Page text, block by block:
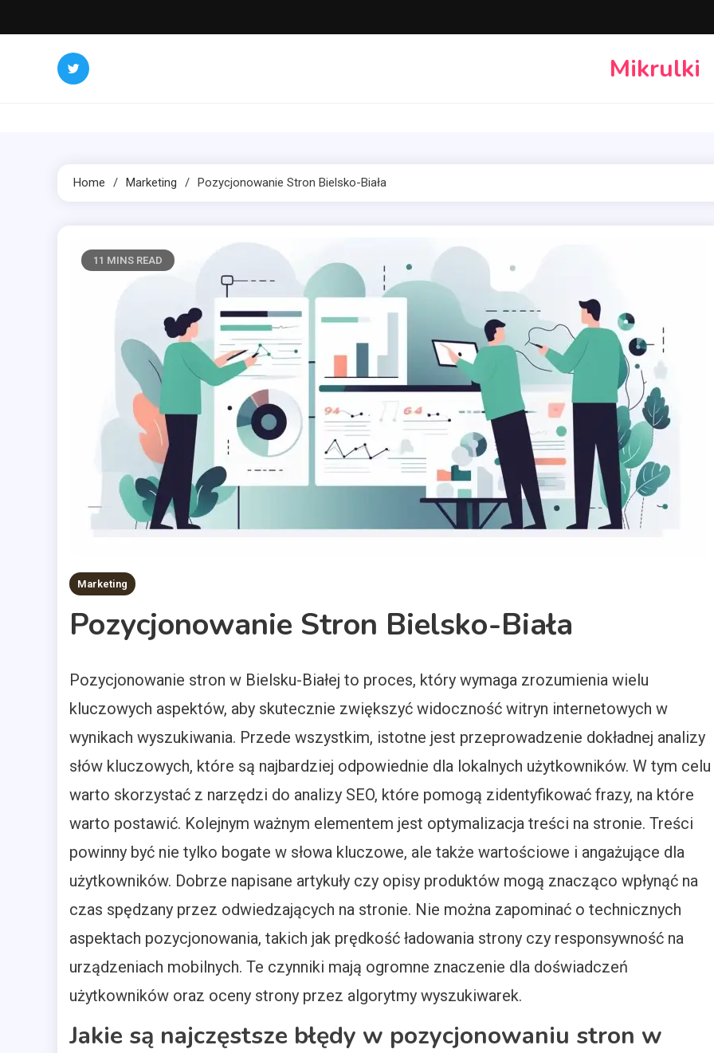
to
Mikrulki
Home Marketing Pozycjonowanie Stron Bielsko-Biała
11 MINS READ
Marketing
Pozycjonowanie Stron Bielsko-Biała
Pozycjonowanie stron w Bielsku-Białej to proces, który wymaga zrozumienia wielu
kluczowych aspektów, aby skutecznie zwiększyć widoczność witryn internetowych w
wynikach wyszukiwania. Przede wszystkim, istotne jest przeprowadzenie dokładnej analizy
słów kluczowych, które są najbardziej odpowiednie dla lokalnych użytkowników. W tym celu
warto skorzystać z narzędzi do analizy SEO, które pomogą zidentyfikować frazy, na które
warto postawić. Kolejnym ważnym elementem jest optymalizacja treści na stronie. Treści
powinny być nie tylko bogate w słowa kluczowe, ale także wartościowe i angażujące dla
użytkowników. Dobrze napisane artykuły czy opisy produktów mogą znacząco wpłynąć na
czas spędzany przez odwiedzających na stronie. Nie można zapominać o technicznych
aspektach pozycjonowania, takich jak prędkość ładowania strony czy responsywność na
urządzeniach mobilnych. Te czynniki mają ogromne znaczenie dla doświadczeń
użytkowników oraz oceny strony przez algorytmy wyszukiwarek.
Jakie są najczęstsze błędy w pozycjonowaniu stron w